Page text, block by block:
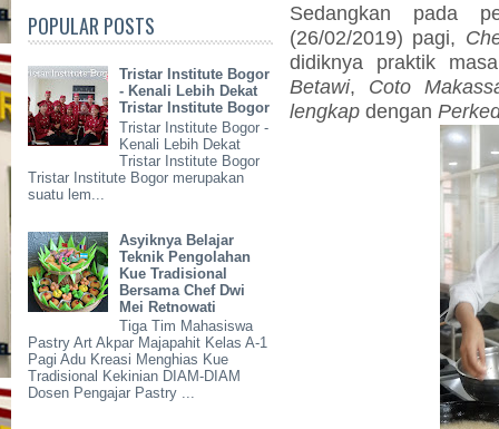
POPULAR POSTS
Tristar Institute Bogor
- Kenali Lebih Dekat
Tristar Institute Bogor
Tristar Institute Bogor -
Kenali Lebih Dekat
Tristar Institute Bogor
Tristar Institute Bogor merupakan
suatu lem...
Asyiknya Belajar
Teknik Pengolahan
Kue Tradisional
Bersama Chef Dwi
Mei Retnowati
Tiga Tim Mahasiswa
Pastry Art Akpar Majapahit Kelas A-1
Pagi Adu Kreasi Menghias Kue
Tradisional Kekinian DIAM-DIAM
Dosen Pengajar Pastry ...
Sedangkan pada
(26/02/2019) pagi,
didiknya praktik
Betawi, Coto
lengkap dengan